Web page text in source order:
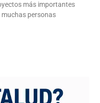
más importantes
personas